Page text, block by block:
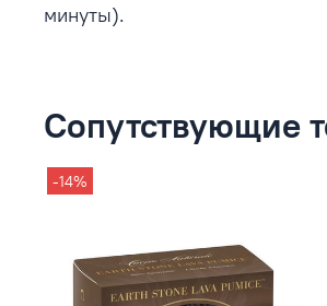
минуты).
Сопутствующие
-14%